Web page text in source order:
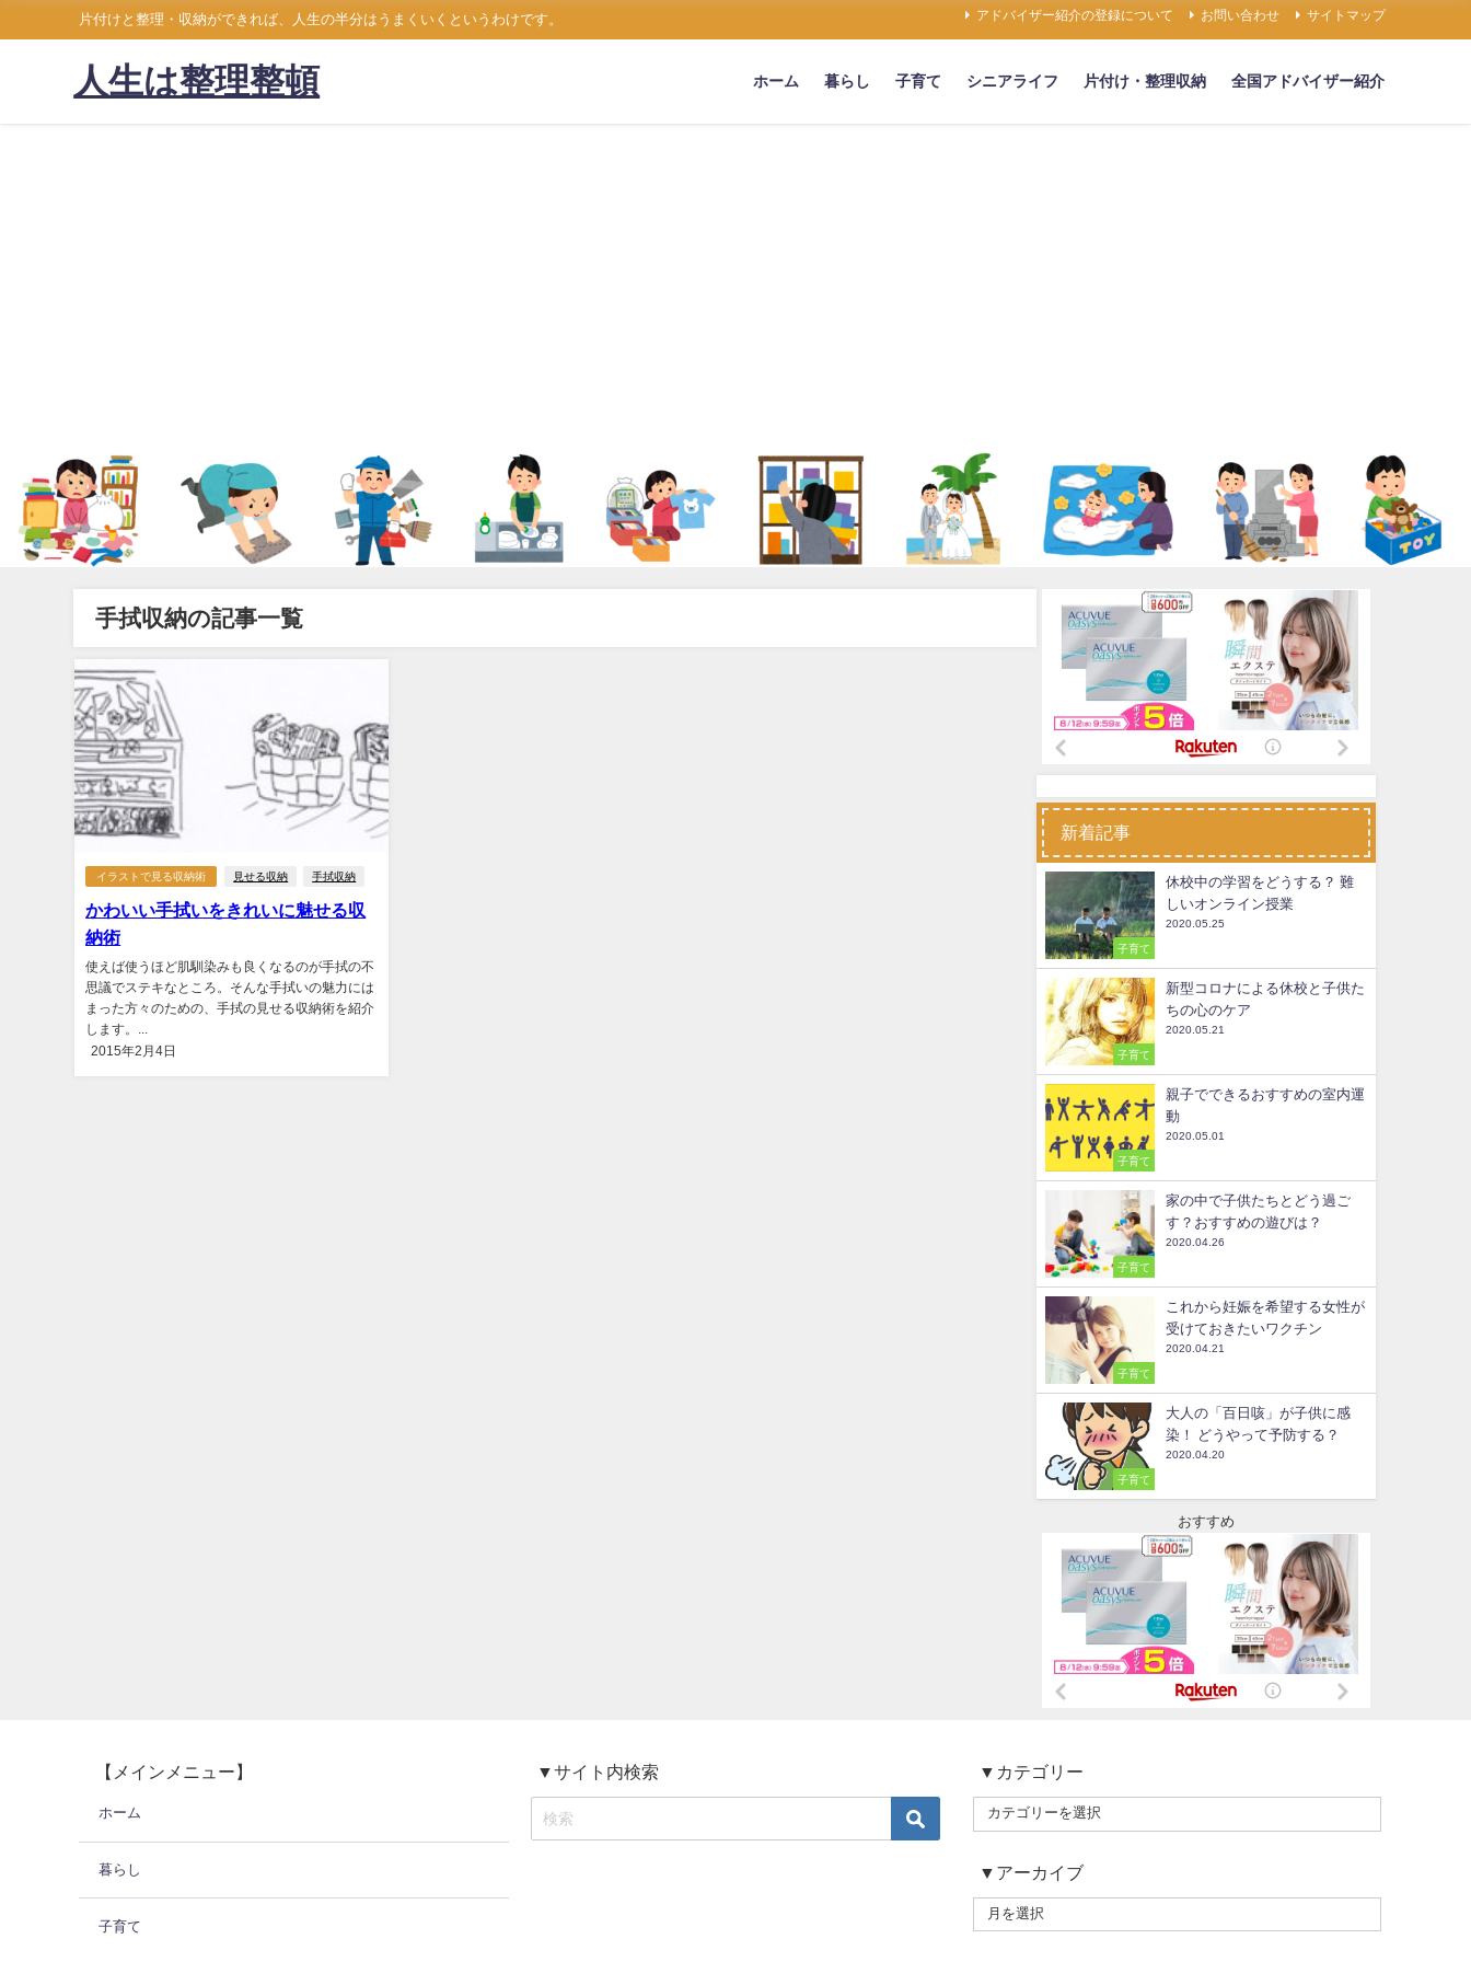
片付けと整理・収納ができれば、人生の半分はうまくいくというわけです。 アドバイザー紹介の登録について お問い合わせ サイトマップ
人生は整理整頓 ホーム 暮らし 子育て シニアライフ 片付け・整理収納 全国アドバイザー紹介
手拭収納の記事一覧
イラストで見る収納術 見せる収納 手拭収納
かわいい手拭いをきれいに魅せる収
納術
使えば使うほど肌馴染みも良くなるのが手拭の不
思議でステキなところ。そんな手拭いの魅力には
まった方々のための、手拭の見せる収納術を紹介
します。...
2015年2月4日
新着記事
子育て
休校中の学習をどうする？ 難
しいオンライン授業
2020.05.25
子育て
新型コロナによる休校と子供た
ちの心のケア
2020.05.21
子育て
親子でできるおすすめの室内運
動
2020.05.01
子育て
家の中で子供たちとどう過ご
す？おすすめの遊びは？
2020.04.26
子育て
これから妊娠を希望する女性が
受けておきたいワクチン
2020.04.21
子育て
大人の「百日咳」が子供に感
染！ どうやって予防する？
2020.04.20
おすすめ
【メインメニュー】
ホーム
暮らし
子育て
▼サイト内検索 ▼カテゴリー
▼アーカイブ